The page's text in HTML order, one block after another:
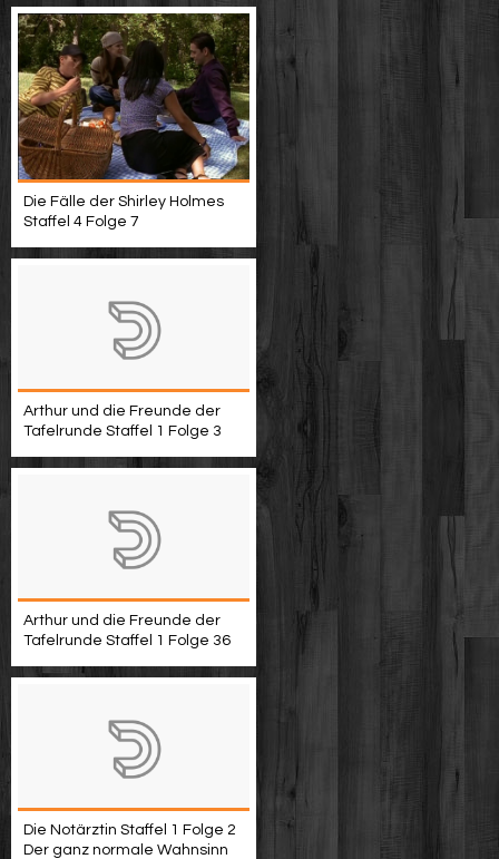
Die Fälle der Shirley Holmes
Staffel 4 Folge 7
Arthur und die Freunde der
Tafelrunde Staffel 1 Folge 3
Arthur und die Freunde der
Tafelrunde Staffel 1 Folge 36
Die Notärztin Staffel 1 Folge 2
Der ganz normale Wahnsinn